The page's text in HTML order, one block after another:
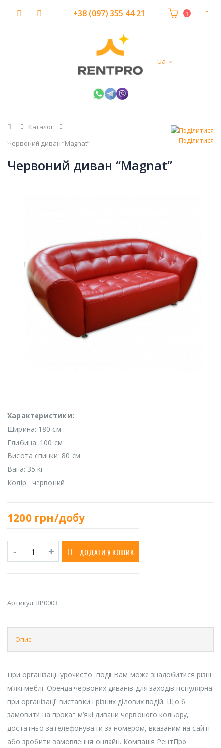
Ua
+38 (097) 355 44 21
Головна
Каталог
Червоний диван “Magnat”
Поділитися
Червоний диван “Magnat”
Характеристики:
Ширина: 180 см
Глибина: 100 см
Висота спинки: 80 см
Вага: 35 кг
Колір: червоний
1200 грн/добу
ДОДАТИ У КОШИК
Артикул: BP0003
Опис
При організації урочистої події Вам може знадобитися різні
м’які меблі. Оренда червоних диванів для заходів популярна
при організації виставки і різних ділових подій. Що б
замовити на прокат м’які дивани червоного кольору,
достатньо зателефонувати за номером, вказаним на сайті
або зробити замовлення онлайн. Компанія РентПро